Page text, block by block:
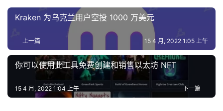
Kraken 为乌克兰用户空投 1000 万美元
上一篇 15 4 月, 2022 1:05 上午
你可以使用此工具免费创建和销售以太坊 NFT
下一篇
15 4 月, 2022 1:04 上午